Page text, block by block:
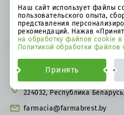
Оплата и возврат денежных
средств
Возврат товара
Права потребителя и
обязанности продавца
8 0162 34 06 70
ул. Я.Купалы, 104,
224032, Республика
farmacia@farmabrest.by
Наш сайт использует файлы
пользовательского опыта,
представления
рекомендаций. Нажав
на обработку файлов cookie в
Политикой обработки файлов
Принять